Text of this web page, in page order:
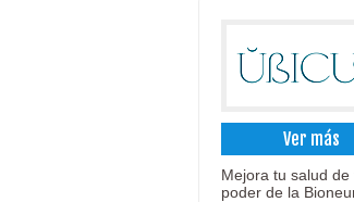
Ver más
Mejora tu salud
poder de la